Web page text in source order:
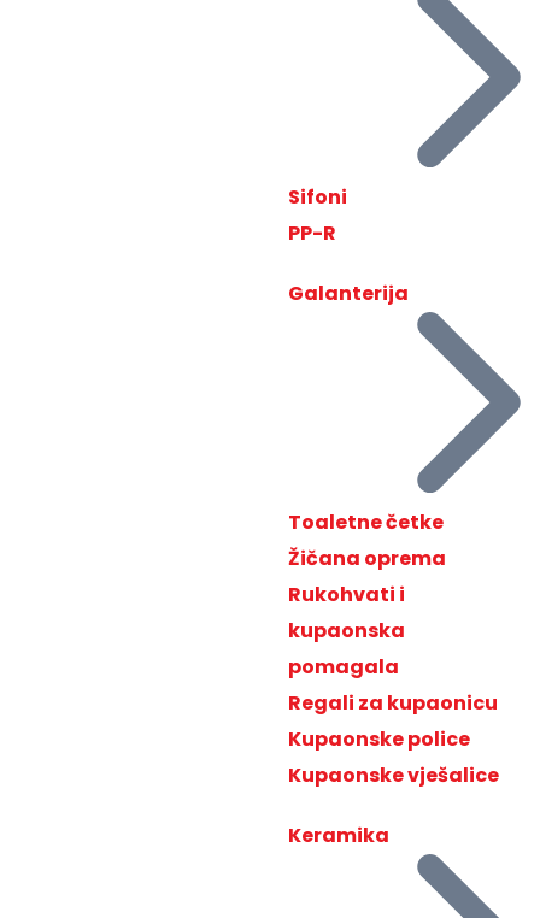
Sifoni
PP-R
Galanterija
Toaletne četke
Žičana oprema
Rukohvati i
kupaonska
pomagala
Regali za kupaonicu
Kupaonske police
Kupaonske vješalice
Keramika